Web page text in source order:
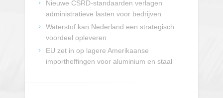
Nieuwe CSRD-standaarden verlagen
administratieve lasten voor bedrijven
Waterstof kan Nederland een strategisch
voordeel opleveren
EU zet in op lagere Amerikaanse
importheffingen voor aluminium en staal